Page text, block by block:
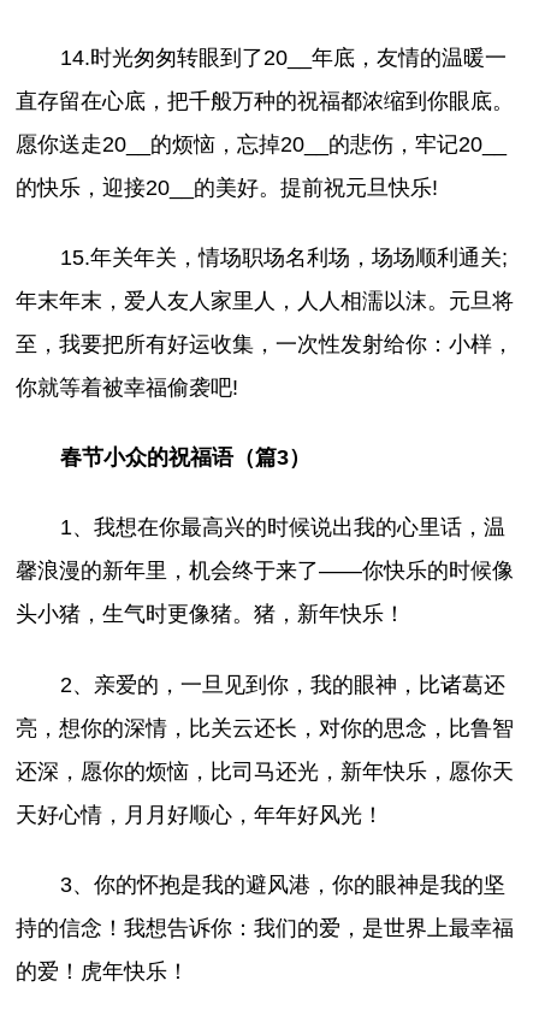
14.时光匆匆转眼到了20__年底，友情的温暖一
直存留在心底，把千般万种的祝福都浓缩到你眼底。
愿你送走20__的烦恼，忘掉20__的悲伤，牢记20__
的快乐，迎接20__的美好。提前祝元旦快乐!
15.年关年关，情场职场名利场，场场顺利通关;
年末年末，爱人友人家里人，人人相濡以沫。元旦将
至，我要把所有好运收集，一次性发射给你：小样，
你就等着被幸福偷袭吧!
春节小众的祝福语（篇3）
1、我想在你最高兴的时候说出我的心里话，温
馨浪漫的新年里，机会终于来了——你快乐的时候像
头小猪，生气时更像猪。猪，新年快乐！
2、亲爱的，一旦见到你，我的眼神，比诸葛还
亮，想你的深情，比关云还长，对你的思念，比鲁智
还深，愿你的烦恼，比司马还光，新年快乐，愿你天
天好心情，月月好顺心，年年好风光！
3、你的怀抱是我的避风港，你的眼神是我的坚
持的信念！我想告诉你：我们的爱，是世界上最幸福
的爱！虎年快乐！